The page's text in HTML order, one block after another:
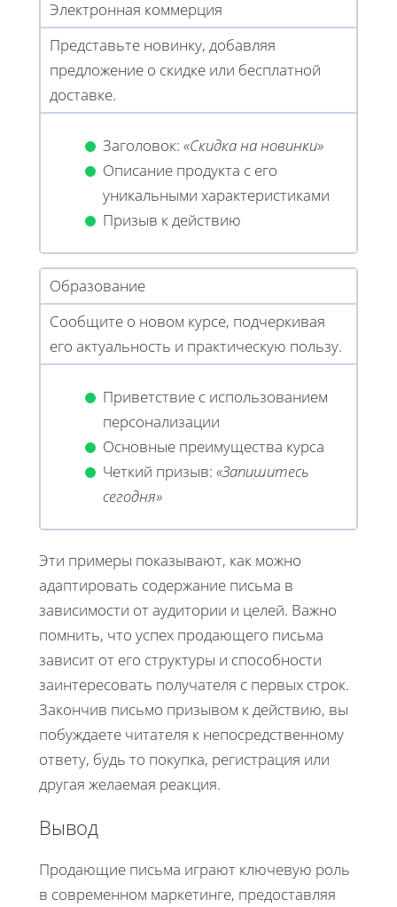
Электронная коммерция
Представьте новинку, добавляя
предложение о скидке или бесплатной
доставке.
Заголовок: «Скидка на новинки»
Описание продукта с его
уникальными характеристиками
Призыв к действию
Образование
Сообщите о новом курсе, подчеркивая
его актуальность и практическую пользу.
Приветствие с использованием
персонализации
Основные преимущества курса
Четкий призыв: «Запишитесь
сегодня»
Эти примеры показывают, как можно
адаптировать содержание письма в
зависимости от аудитории и целей. Важно
помнить, что успех продающего письма
зависит от его структуры и способности
заинтересовать получателя с первых строк.
Закончив письмо призывом к действию, вы
побуждаете читателя к непосредственному
ответу, будь то покупка, регистрация или
другая желаемая реакция.
Вывод
Продающие письма играют ключевую роль
в современном маркетинге, предоставляя